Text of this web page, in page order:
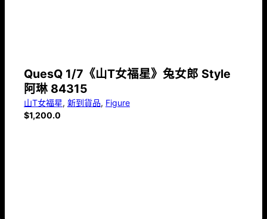
QuesQ 1/7《山T女福星》兔女郎 Style
阿琳 84315
山T女福星, 新到貨品, Figure
$1,200.0